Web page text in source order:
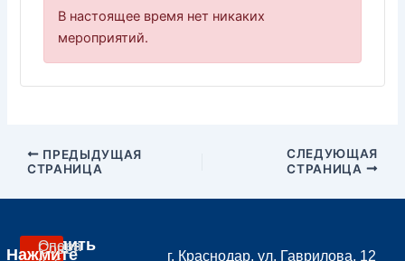
В настоящее время нет никаких
мероприятий.
ПРЕДЫДУЩАЯ
СТРАНИЦА
СЛЕДУЮЩАЯ
СТРАНИЦА
Опора
Совет
Вступить
Нажмите г. Краснодар, ул. Гаврилова, 12